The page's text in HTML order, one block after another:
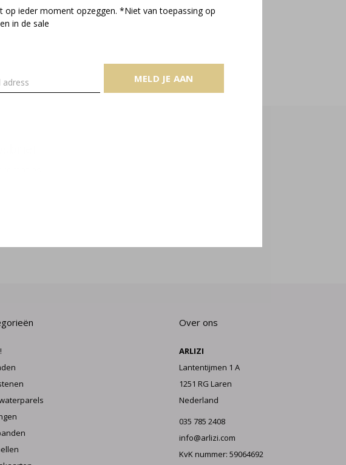
op ieder moment opzeggen. *Niet van toepassing op
in de sale
MELD JE AAN
1 of the 1 products
Over ons
ARLIZI
Lantentijmen 1 A
1251 RG Laren
Nederland
035 785 2408
info@arlizi.com
KvK nummer: 59064692